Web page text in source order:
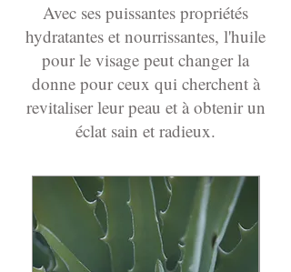
Avec ses puissantes propriétés
hydratantes et nourrissantes, l'huile
pour le visage peut changer la
donne pour ceux qui cherchent à
revitaliser leur peau et à obtenir un
éclat sain et radieux.